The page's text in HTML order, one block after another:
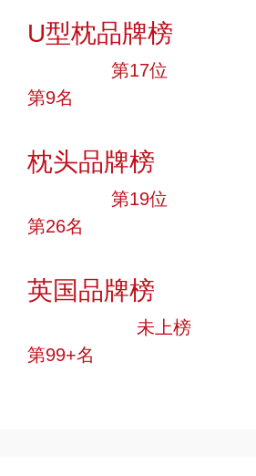
U型枕品牌榜
第17位
第9名
枕头品牌榜
第19位
第26名
英国品牌榜
未上榜
第99+名